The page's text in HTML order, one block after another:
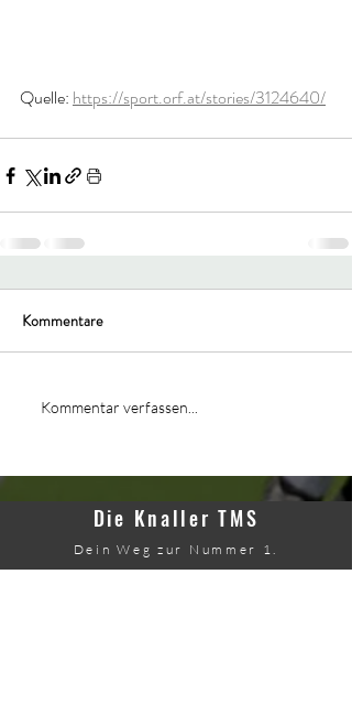
Quelle: https://sport.orf.at/stories/3124640/
Kommentare
Kommentar verfassen...
Die Knaller TMS
Dein Weg zur Nummer 1.